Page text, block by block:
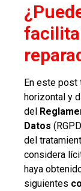
En este post
horizontal y
del
Datos
del
considera
haya
siguientes